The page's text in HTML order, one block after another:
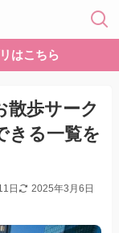
はこちら
散歩サーク
きる一覧を
日 2025年3月6日